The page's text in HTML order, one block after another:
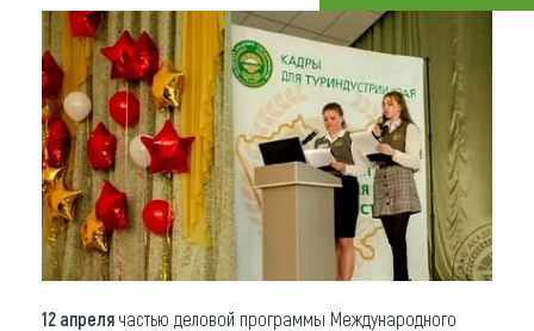
Что привезти (сувениры)
О регионе
Коллекция впечатлений
Другие рубрики
12 апреля частью деловой программы Международного